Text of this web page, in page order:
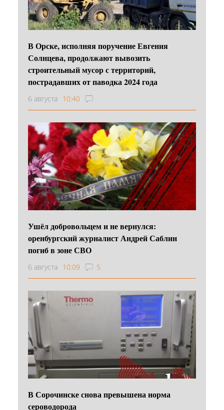
В Орске, исполняя поручение Евгения
Солнцева, продолжают вывозить
строительный мусор с территорий,
пострадавших от паводка 2024 года
6 августа 10:40
Ушёл добровольцем и не вернулся:
оренбургский журналист Андрей Саблин
погиб в зоне СВО
6 августа 10:09 5
В Сорочинске снова превышена норма
сероводорода